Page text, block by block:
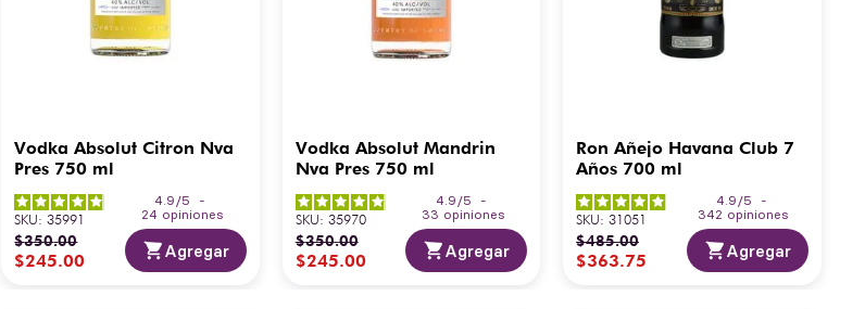
Vodka Absolut Citron Nva
Pres 750 ml
4.9 /5
-
24 opiniones
SKU:35991
$350.00
$245.00 Agregar
Vodka Absolut Mandrin
Nva Pres 750 ml
4.9 /5
-
33 opiniones
SKU: 35970
$350.00
$245.00 Agregar
Ron Añejo Havana Club 7
Años 700 ml
4.9 /5
-
342 opiniones
SKU:31051
$485.00
$363.75 Agregar